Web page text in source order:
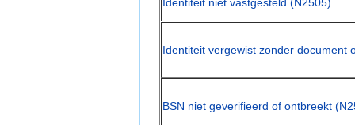
Identiteit vergewist zonder document
BSN niet geverifieerd of ontbreekt